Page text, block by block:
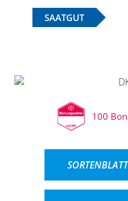
SAATGUT
100